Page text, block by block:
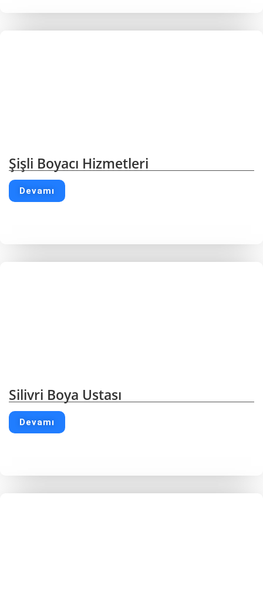
Şişli Boyacı Hizmetleri
Devamı
Silivri Boya Ustası
Devamı